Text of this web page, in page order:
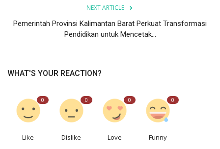
NEXT ARTICLE
Pemerintah Provinsi Kalimantan Barat Perkuat Transformasi
Pendidikan untuk Mencetak...
WHAT'S YOUR REACTION?
0
Like
0
Dislike
0
Love
0
Funny